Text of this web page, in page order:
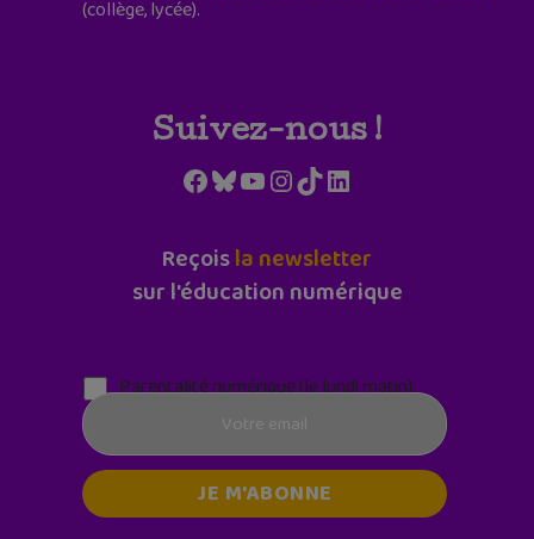
(collège, lycée).
Suivez-nous !
Facebook
Bluesky
YouTube
Instagram
TikTokLinkedIn
Reçoisla newsletter
sur l'éducation numérique
Parentalité numérique (le lundi matin)